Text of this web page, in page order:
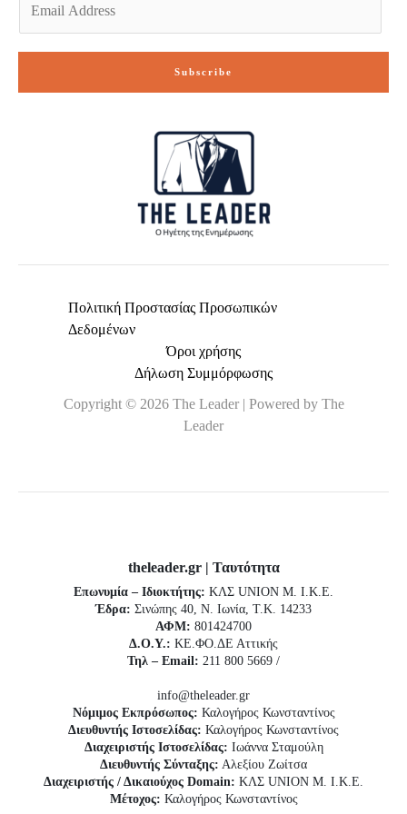
Subscribe
Πολιτική Προστασίας Προσωπικών
Δεδομένων
Όροι χρήσης
Δήλωση Συμμόρφωσης
Copyright © 2026 The Leader | Powered by The
Leader
theleader.gr | Ταυτότητα
Επωνυμία – Ιδιοκτήτης: ΚΛΣ UNION Μ. Ι.Κ.Ε.
Έδρα: Σινώπης 40, Ν. Ιωνία, Τ.Κ. 14233
ΑΦΜ: 801424700
Δ.Ο.Υ.: ΚΕ.ΦΟ.ΔΕ Αττικής
Τηλ – Email: 211 800 5669 /
info@theleader.gr
Νόμιμος Εκπρόσωπος: Καλογήρος Κωνσταντίνος
Διευθυντής Ιστοσελίδας: Καλογήρος Κωνσταντίνος
Διαχειριστής Ιστοσελίδας: Ιωάννα Σταμούλη
Διευθυντής Σύνταξης: Αλεξίου Ζωίτσα
Διαχειριστής / Δικαιούχος Domain: ΚΛΣ UNION Μ. Ι.Κ.Ε.
Μέτοχος: Καλογήρος Κωνσταντίνος